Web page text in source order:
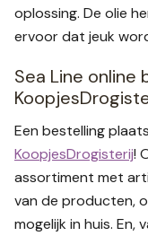
oplossing. De olie
ervoor dat jeuk
Sea Line online
Een bestelling
KoopjesDrogisterij!
assortiment met
van de producten,
mogelijk in huis.